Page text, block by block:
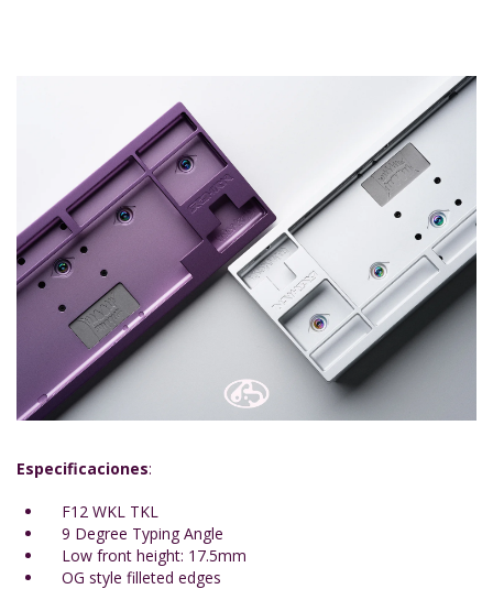
Especificaciones:
F12 WKL TKL
9 Degree Typing Angle
Low front height: 17.5mm
OG style filleted edges